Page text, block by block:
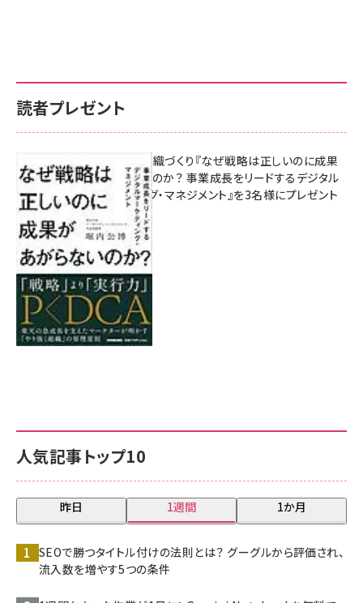
人気記事トップ10
昨日 1週間 1か月
SEOで勝つタイトル付けの法則とは？ グーグルから評価され、
流入数を増やす5つの条件
読者プレゼント
成果を生む組織づくり『なぜ戦略は正しいのに成果
があがらないのか？ 事業成長をリードするデジタル
マーケティング・マネジメント』を3名様にプレゼント
8月7日 10:00